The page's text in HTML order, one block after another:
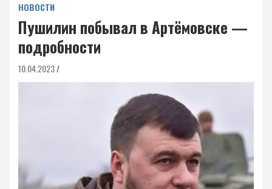
НОВОСТИ
Пушилин побывал в Артёмовске —
подробности
10.04.2023